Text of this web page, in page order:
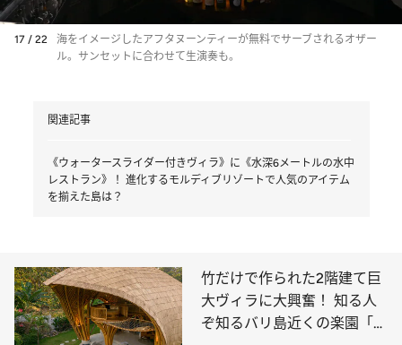
17 / 22
海をイメージしたアフタヌーンティーが無料でサーブされるオザー
ル。サンセットに合わせて生演奏も。
関連記事
《ウォータースライダー付きヴィラ》に《水深6メートルの水中
レストラン》！ 進化するモルディブリゾートで人気のアイテム
を揃えた島は？
竹だけで作られた2階建て巨
大ヴィラに大興奮！ 知る人
ぞ知るバリ島近くの楽園「ギ